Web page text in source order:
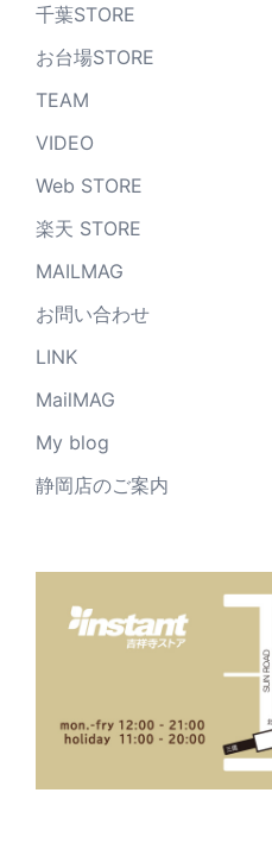
千葉STORE
お台場STORE
TEAM
VIDEO
Web STORE
楽天 STORE
MAILMAG
お問い合わせ
LINK
MailMAG
My blog
静岡店のご案内